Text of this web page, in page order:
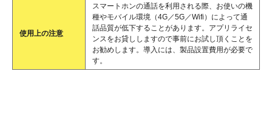
使用上の注意
スマートホンの通話を利用される際、お使いの機
種やモバイル環境（4G／5G／Wifi）によって通
話品質が低下することがあります。アプリライセ
ンスをお貸ししますので事前にお試し頂くことを
お勧めします。導入には、製品設置費用が必要で
す。